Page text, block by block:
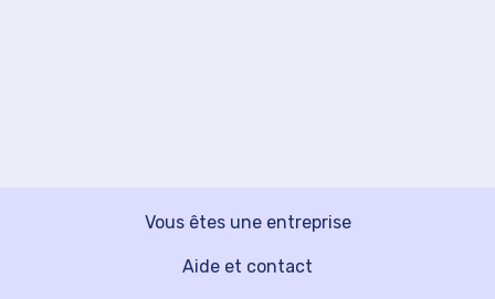
Vous êtes une entreprise
Aide et contact